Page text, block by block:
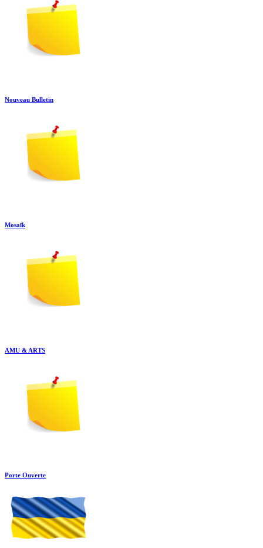
Nouveau Bulletin
Mosaïk
AMU & ARTS
Porte Ouverte